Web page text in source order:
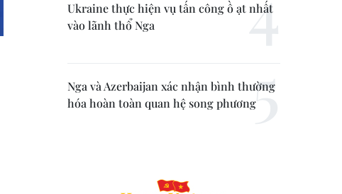
Ukraine thực hiện vụ tấn công ồ ạt nhất
vào lãnh thổ Nga
Nga và Azerbaijan xác nhận bình thường
hóa hoàn toàn quan hệ song phương